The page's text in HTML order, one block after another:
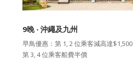
9晚 ‧ 沖繩及九州
早鳥優惠：第 1, 2 位乘客減高達$1,500
第 3, 4 位乘客船費半價